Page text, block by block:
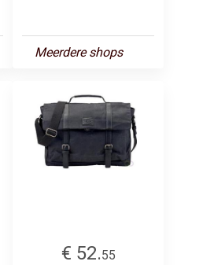
Meerdere shops
€ 52.55